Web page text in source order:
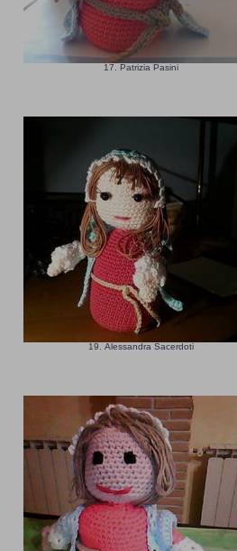
17. Patrizia Pasini
19. Alessandra Sacerdoti